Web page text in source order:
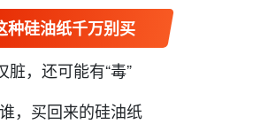
种硅油纸千万别买
脏，还可能有“毒”
，买回来的硅油纸